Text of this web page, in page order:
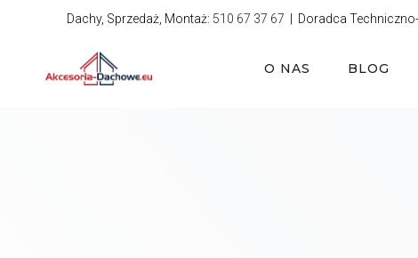
Dachy, Sprzedaż, Montaż: 510 67 37 67 | Doradca
O NAS BLOG